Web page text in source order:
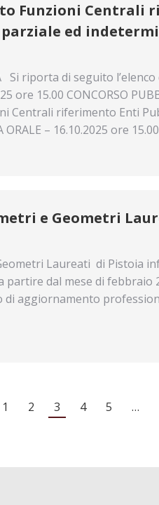
Funzioni Centrali
ed
Si riporta di seguito
ore 15.00 CONCORSO
Centrali riferimento Enti
– 16.10.2025 ore
e Geometri
Laureati di Pistoia
partire dal mese di
aggiornamento
1 2 3 4 5 …